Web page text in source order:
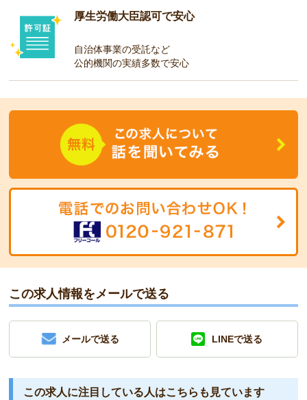
厚生労働大臣認可で安心
自治体事業の受託など
公的機関の実績多数で安心
この求人情報をメールで送る
メールで送る LINEで送る
この求人に注目している人はこちらも見ています